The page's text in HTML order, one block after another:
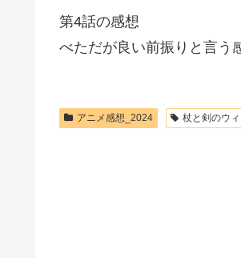
第4話の感想
べただが良い前振りと言う
アニメ感想_2024 杖と剣のウ